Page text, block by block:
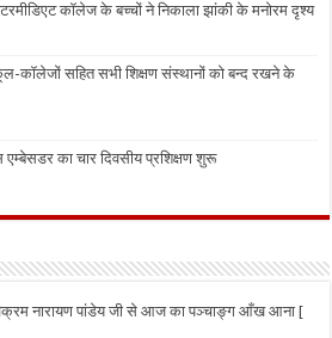
कॉलेज के बच्चों ने निकाला झांकी के मनोरम दृश्य
कॉलेजों सहित सभी शिक्षण संस्थानों को बन्द रखने के
का चार दिवसीय प्रशिक्षण शुरू
नारायण पांडेय जी से आज का पञ्चाङ्ग आँख आना [